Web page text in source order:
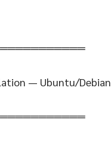
— Ubuntu/Debian